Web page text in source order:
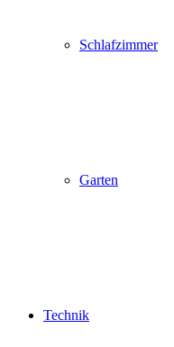
Schlafzimmer
Garten
Technik